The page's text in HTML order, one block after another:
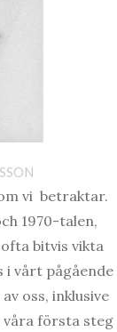
vi betraktar.
1970-talen,
bitvis vikta
vårt pågående
oss, inklusive
våra första steg